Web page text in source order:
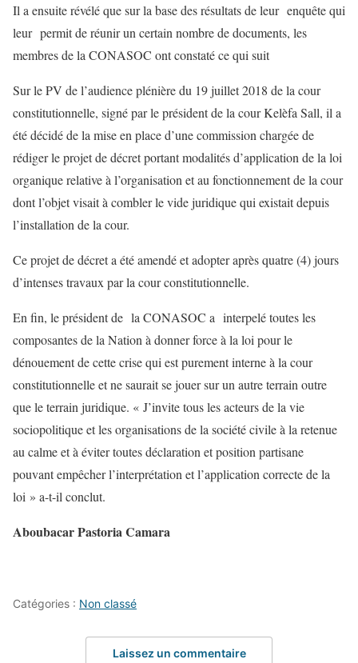
Il a ensuite révélé que sur la base des résultats de leur enquête qui
leur permit de réunir un certain nombre de documents, les
membres de la CONASOC ont constaté ce qui suit
Sur le PV de l’audience plénière du 19 juillet 2018 de la cour
constitutionnelle, signé par le président de la cour Kelèfa Sall, il a
été décidé de la mise en place d’une commission chargée de
rédiger le projet de décret portant modalités d’application de la loi
organique relative à l’organisation et au fonctionnement de la cour
dont l’objet visait à combler le vide juridique qui existait depuis
l’installation de la cour.
Ce projet de décret a été amendé et adopter après quatre (4) jours
d’intenses travaux par la cour constitutionnelle.
En fin, le président de la CONASOC a interpelé toutes les
composantes de la Nation à donner force à la loi pour le
dénouement de cette crise qui est purement interne à la cour
constitutionnelle et ne saurait se jouer sur un autre terrain outre
que le terrain juridique. « J’invite tous les acteurs de la vie
sociopolitique et les organisations de la société civile à la retenue
au calme et à éviter toutes déclaration et position partisane
pouvant empêcher l’interprétation et l’application correcte de la
loi » a-t-il conclut.
Aboubacar Pastoria Camara
Catégories : Non classé
Laissez un commentaire